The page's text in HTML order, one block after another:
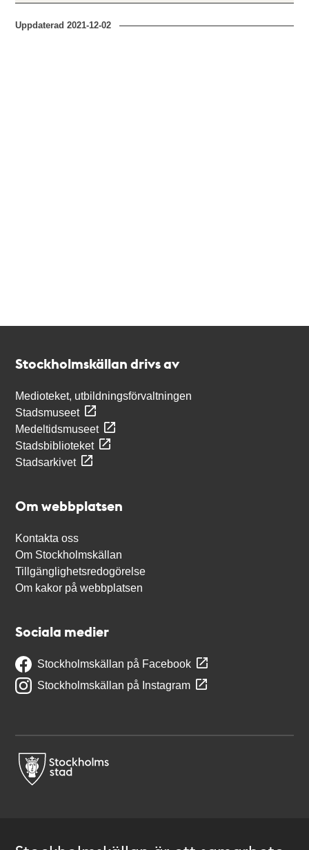
Uppdaterad2021-12-02
Stockholmskällan drivs av
Medioteket, utbildningsförvaltningen
Stadsmuseet
Medeltidsmuseet
Stadsbiblioteket
Stadsarkivet
Om webbplatsen
Kontakta oss
Om Stockholmskällan
Tillgänglighetsredogörelse
Om kakor på webbplatsen
Sociala medier
Stockholmskällan på Facebook
Stockholmskällan på Instagram